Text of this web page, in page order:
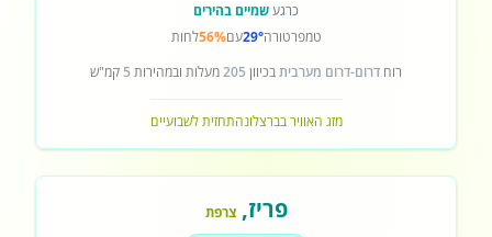
כרגעשמיים בהירים
טמפרטורה29°עם56%לחות
רוח דרום-דרום מערביתבכיוון 205מעלות ובמהירות 5 קמ"ש
מזג האוויר בברצלונהתחזית לשבועיים
פריז,צרפת